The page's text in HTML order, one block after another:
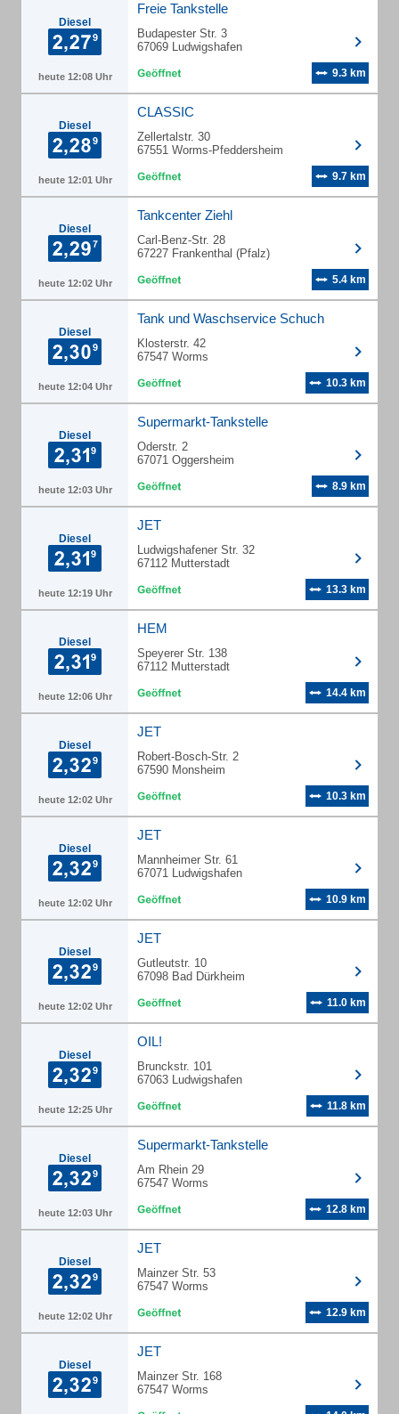
Diesel
heute 12:08 Uhr
Freie Tankstelle
Budapester Str. 3
67069 Ludwigshafen
9.3 km
Diesel
heute 12:01 Uhr
CLASSIC
Zellertalstr. 30
67551 Worms-Pfeddersheim
9.7 km
Diesel
heute 12:02 Uhr
Tankcenter Ziehl
Carl-Benz-Str. 28
67227 Frankenthal (Pfalz)
5.4 km
Diesel
heute 12:04 Uhr
Tank und Waschservice Schuch
Klosterstr. 42
67547 Worms
10.3 km
Diesel
heute 12:03 Uhr
Supermarkt-Tankstelle
Oderstr. 2
67071 Oggersheim
8.9 km
Diesel
heute 12:19 Uhr
JET
Ludwigshafener Str. 32
67112 Mutterstadt
13.3 km
Diesel
heute 12:06 Uhr
HEM
Speyerer Str. 138
67112 Mutterstadt
14.4 km
Diesel
heute 12:02 Uhr
JET
Robert-Bosch-Str. 2
67590 Monsheim
10.3 km
Diesel
heute 12:02 Uhr
JET
Mannheimer Str. 61
67071 Ludwigshafen
10.9 km
Diesel
heute 12:02 Uhr
JET
Gutleutstr. 10
67098 Bad Dürkheim
11.0 km
Diesel
heute 12:25 Uhr
OIL!
Brunckstr. 101
67063 Ludwigshafen
11.8 km
Diesel
heute 12:03 Uhr
Supermarkt-Tankstelle
Am Rhein 29
67547 Worms
12.8 km
Diesel
heute 12:02 Uhr
JET
Mainzer Str. 53
67547 Worms
12.9 km
Diesel
JET
Mainzer Str. 168
67547 Worms